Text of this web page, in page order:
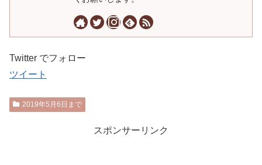
Twitter でフォロー
ツイート
2019年5月6日まで
スポンサーリンク